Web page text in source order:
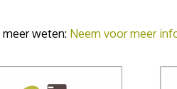
meer weten: Neem voor meer